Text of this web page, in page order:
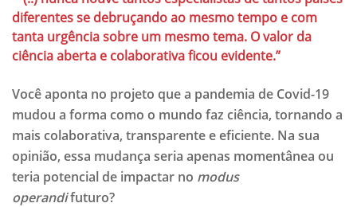
diferentes se debruçando ao mesmo tempo e com
tanta urgência sobre um mesmo tema. O valor da
ciência aberta e colaborativa ficou evidente.”
Você aponta no projeto que a pandemia de Covid-19
mudou a forma como o mundo faz ciência, tornando a
mais colaborativa, transparente e eficiente. Na sua
opinião, essa mudança seria apenas momentânea ou
teria potencial de impactar no modus
operandifuturo?